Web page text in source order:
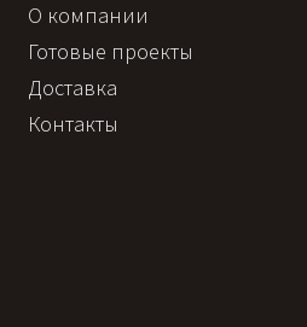
О компании
Готовые проекты
Доставка
Контакты